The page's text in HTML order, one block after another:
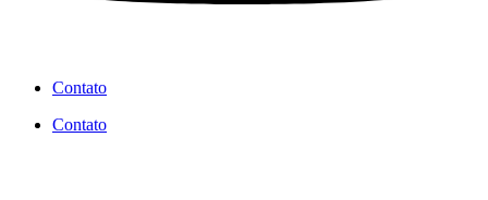
Contato
Contato